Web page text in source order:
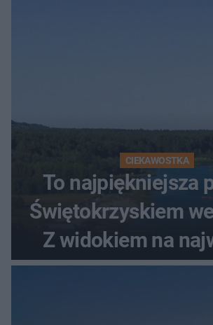
CIEKAWOSTKA
To najpiękniejsza
Świętokrzyskiem
Z widokiem na
szczyt Gór